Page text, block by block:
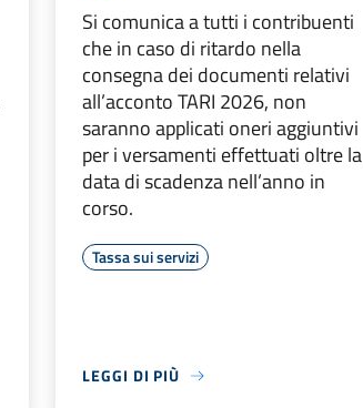
Si comunica a tutti i contribuenti
che in caso di ritardo nella
consegna dei documenti relativi
all’acconto TARI 2026, non
saranno applicati oneri aggiuntivi
per i versamenti effettuati oltre la
data di scadenza nell’anno in
corso.
Tassa sui servizi
LEGGI DI PIÙ